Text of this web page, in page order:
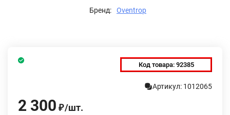
Бренд: Oventrop
Код товара: 92385
Артикул: 1012065
2 300 ₽/шт.